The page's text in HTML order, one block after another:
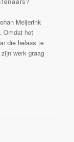
Meijerink
Omdat het
die helaas te
werk graag